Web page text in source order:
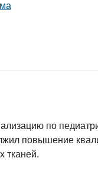
по
повышение
тканей.